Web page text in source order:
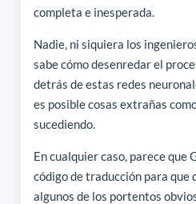
completa e inesperada.
Nadie, ni siquiera los
sabe cómo desenredar el
detrás de estas redes
es posible cosas extrañas
sucediendo.
En cualquier caso, parece que
código de traducción para que
algunos de los portentos